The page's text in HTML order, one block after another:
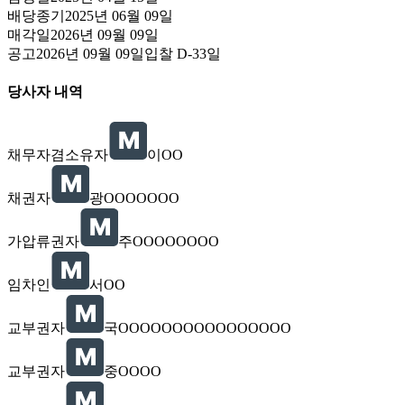
배당종기 2025년 06월 09일
매각일2026년 09월 09일
공고2026년 09월 09일입찰 D-33일
당사자 내역
채무자겸소유자 이OO
채권자 광OOOOOOO
가압류권자 주OOOOOOOO
임차인 서OO
교부권자 국OOOOOOOOOOOOOOOO
교부권자 중OOOO